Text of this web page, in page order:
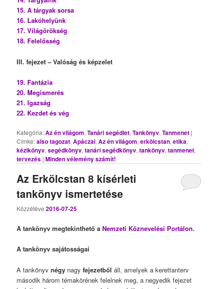
15. A tárgyak sorsa
16. Lakóhelyünk
17. Világörökség
18. Felelősség
III. fejezet – Valóság és képzelet
19. Fantázia
20. Megismerés
21. Igazság
22. Kezdet és vég
Kategória:Az én világom,Tanári segédlet,Tankönyv,Tanmenet |
Címke:also tagozat,Apáczai,Az én világom,erkölcstan,etika,
kézikönyv,segédkönyv,tanári segédkönyv,tankönyv,tanmenet,
tervezés |Minden vélemény számít!
Az Erkölcstan 8 kísérleti
tankönyv ismertetése
Közzétéve2016-07-25
A tankönyv megtekinthető aNemzeti Köznevelési Portálon.
A tankönyv sajátosságai
A tankönyvnégy nagyfejezetből áll, amelyek a kerettanterv
második három témakörének felelnek meg, a negyedik fejezet